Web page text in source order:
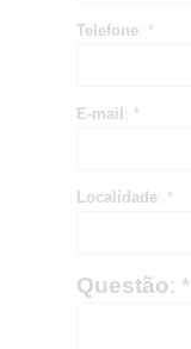
Telefone: *
E-mail : *
Localidade: *
Questão: *